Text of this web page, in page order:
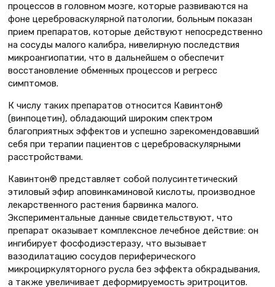
процессов в головном мозге, которые развиваются на
фоне цереброваскулярной патологии, больным показан
прием препаратов, которые действуют непосредственно
на сосуды малого калибра, нивелирную последствия
микроангиопатии, что в дальнейшем о обеспечит
восстановление обменных процессов и регресс
симптомов.
К числу таких препаратов относится Кавинтон®
(винпоцетин), обладающий широким спектром
благоприятных эффектов и успешно зарекомендовавший
себя при терапии пациентов с цереброваскулярными
расстройствами.
Кавинтон® представляет собой полусинтетический
этиловый эфир аповинкаминовой кислоты, производное
лекарственного растения барвинка малого.
Экспериментальные данные свидетельствуют, что
препарат оказывает комплексное лечебное действие: он
ингибирует фосфодиэстеразу, что вызывает
вазодилатацию сосудов периферического
микроциркуляторного русла без эффекта обкрадывания,
а также увеличивает деформируемость эритроцитов.